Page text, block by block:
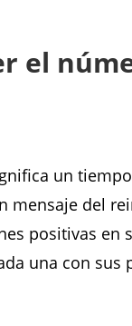
el
un
mensaje del
positivas en
una con sus